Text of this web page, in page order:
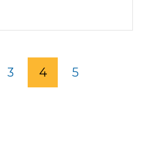
3 4 5